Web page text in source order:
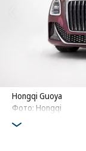
Hongqi Guoya
Фото: Hongqi